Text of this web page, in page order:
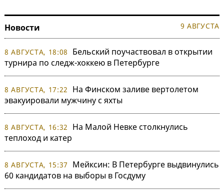
Новости 9 АВГУСТА
8 АВГУСТА, 18:08
Бельский поучаствовал в открытии
турнира по следж-хоккею в Петербурге
8 АВГУСТА, 17:22
На Финском заливе вертолетом
эвакуировали мужчину с яхты
8 АВГУСТА, 16:32
На Малой Невке столкнулись
теплоход и катер
8 АВГУСТА, 15:37
Мейксин: В Петербурге выдвинулись
60 кандидатов на выборы в Госдуму